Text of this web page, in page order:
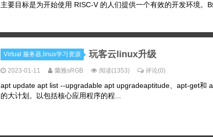
主要目标是为开始使用 RISC-V 的人们提供一个有效的开发环境。B
Virtual 服务器,linux学习资源 玩客云linux升级
2023-01-11 蘭雅sRGB 阅读(1353) 评论(0)
apt update apt list --upgradable apt upgradeaptitude、apt-get和
的大计划。以包括核心应用程序的程...